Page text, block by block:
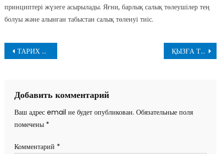
принциптері жүзеге асырылады. Яғни, барлық салық төлеушілер тең
болуы және алынған табыстан салық төленуі тиіс.
Навигация
записям
ТАРИХ ҚИЯНАТТЫ КЕШІРМЕЙДІ ҚЫЗҒА ТОЙХАНА БОСАҒАСЫ ҚЫМБАТ ПА?
Добавить комментарий
Ваш адрес email не будет опубликован. Обязательные поля
помечены *
Комментарий *